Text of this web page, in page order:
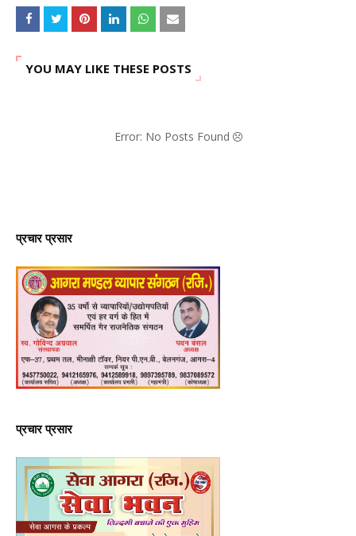
YOU MAY LIKE THESE POSTS
Error: No Posts Found
प्रचार प्रसार
प्रचार प्रसार